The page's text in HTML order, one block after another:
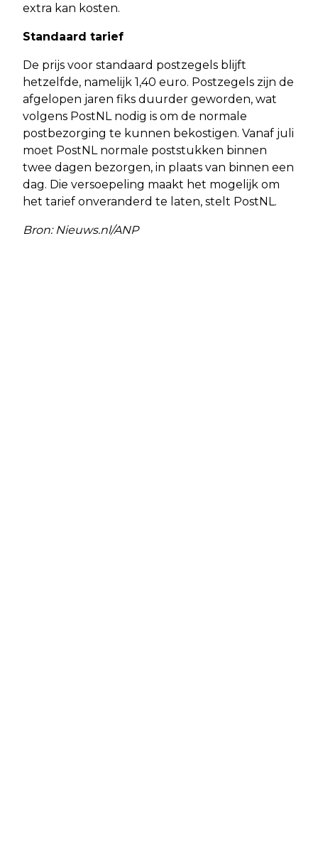
extra kan kosten.
Standaard tarief
De prijs voor standaard postzegels blijft
hetzelfde, namelijk 1,40 euro. Postzegels zijn de
afgelopen jaren fiks duurder geworden, wat
volgens PostNL nodig is om de normale
postbezorging te kunnen bekostigen. Vanaf juli
moet PostNL normale poststukken binnen
twee dagen bezorgen, in plaats van binnen een
dag. Die versoepeling maakt het mogelijk om
het tarief onveranderd te laten, stelt PostNL.
Bron: Nieuws.nl/ANP